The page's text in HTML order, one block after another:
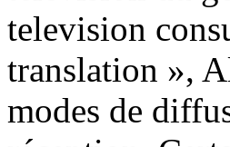
television
translation »,
modes de